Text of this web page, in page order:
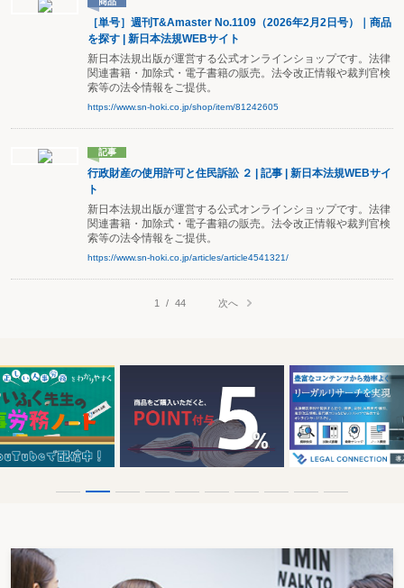
［単号］週刊T&Amaster No.1109（2026年2月2日号）｜商品
を探す | 新日本法規WEBサイト
新日本法規出版が運営する公式オンラインショップです。法律
関連書籍・加除式・電子書籍の販売。法令改正情報や裁判官検
索等の法令情報をご提供。
https://www.sn-hoki.co.jp/shop/item/81242605
記事
行政財産の使用許可と住民訴訟 ２ | 記事 | 新日本法規WEBサイ
ト
新日本法規出版が運営する公式オンラインショップです。法律
関連書籍・加除式・電子書籍の販売。法令改正情報や裁判官検
索等の法令情報をご提供。
https://www.sn-hoki.co.jp/articles/article4541321/
1 / 44 次へ